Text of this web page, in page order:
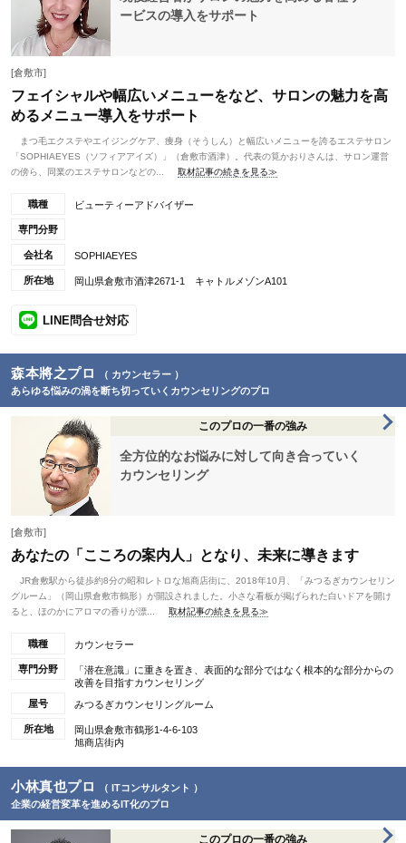
ービスの導入をサポート
[倉敷市]
フェイシャルや幅広いメニューをなど、サロンの魅力を高
めるメニュー導入をサポート
まつ毛エクステやエイジングケア、痩身（そうしん）と幅広いメニューを誇るエステサロン
「SOPHIAEYES（ソフィアアイズ）」（倉敷市酒津）。代表の筧かおりさんは、サロン運営
の傍ら、同業のエステサロンなどの...
取材記事の続きを見る≫
職種 ビューティーアドバイザー
専門分野
会社名 SOPHIAEYES
所在地 岡山県倉敷市酒津2671-1 キャトルメゾンA101
LINE問合せ対応
森本將之プロ
（ カウンセラー ）
あらゆる悩みの渦を断ち切っていくカウンセリングのプロ
このプロの一番の強み
全方位的なお悩みに対して向き合っていく
カウンセリング
[倉敷市]
あなたの「こころの案内人」となり、未来に導きます
JR倉敷駅から徒歩約8分の昭和レトロな旭商店街に、2018年10月、「みつるぎカウンセリン
グルーム」（岡山県倉敷市鶴形）が開設されました。小さな看板が掲げられた白いドアを開け
ると、ほのかにアロマの香りが漂...
取材記事の続きを見る≫
職種 カウンセラー
専門分野
「潜在意識」に重きを置き、表面的な部分ではなく根本的な部分からの
改善を目指すカウンセリング
屋号
みつるぎカウンセリングルーム
所在地
岡山県倉敷市鶴形1-4-6-103
旭商店街内
小林真也プロ
（ ITコンサルタント ）
企業の経営変革を進めるIT化のプロ
このプロの一番の強み